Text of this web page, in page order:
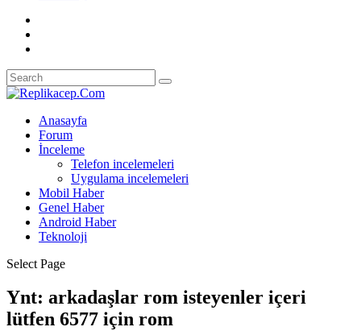
Anasayfa
Forum
İnceleme
Telefon incelemeleri
Uygulama incelemeleri
Mobil Haber
Genel Haber
Android Haber
Teknoloji
Select Page
Ynt: arkadaşlar rom isteyenler içeri
lütfen 6577 için rom